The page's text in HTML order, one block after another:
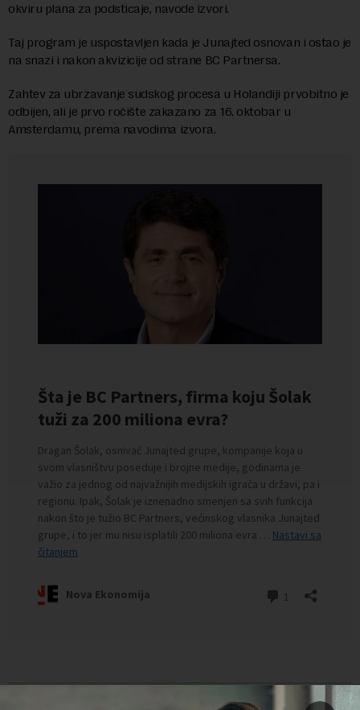
okviru plana za podsticaje, navode izvori.
Taj program je uspostavljen kada je Junajted osnovan i ostao je
na snazi i nakon akvizicije od strane BC Partnersa.
Zahtev za ubrzavanje sudskog procesa u Holandiji prvobitno je
odbijen, ali je prvo ročište zakazano za 16. oktobar u
Amsterdamu, prema navodima izvora.
Preuzimanje delova teksta je dozvoljeno, ali uz obavezno navođenje